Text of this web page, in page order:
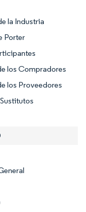
la Industria
Porter
los Compradores
los Proveedores